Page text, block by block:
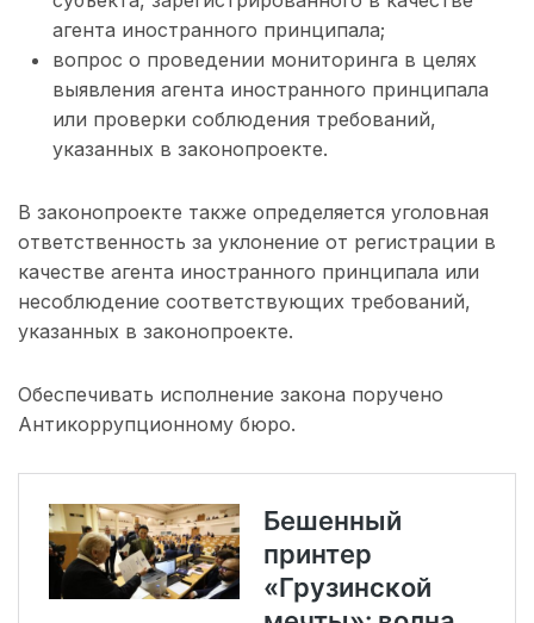
агента иностранного принципала;
вопрос о проведении мониторинга в целях
выявления агента иностранного принципала
или проверки соблюдения требований,
указанных в законопроекте.
В законопроекте также определяется уголовная
ответственность за уклонение от регистрации в
качестве агента иностранного принципала или
несоблюдение соответствующих требований,
указанных в законопроекте.
Обеспечивать исполнение закона поручено
Антикоррупционному бюро.